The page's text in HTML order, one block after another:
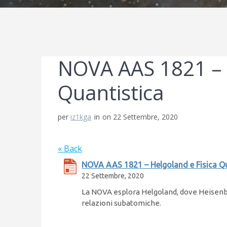
NOVA AAS 1821
Quantistica
per iz1kga in on 22 Settembre, 2020
« Back
NOVA AAS 1821 – Helgoland e Fisica
22 Settembre, 2020
La NOVA esplora Helgoland, dove
relazioni subatomiche.